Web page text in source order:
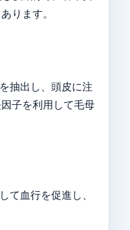
ります。
抽出し、頭皮に注
子を利用して毛母
て血行を促進し、